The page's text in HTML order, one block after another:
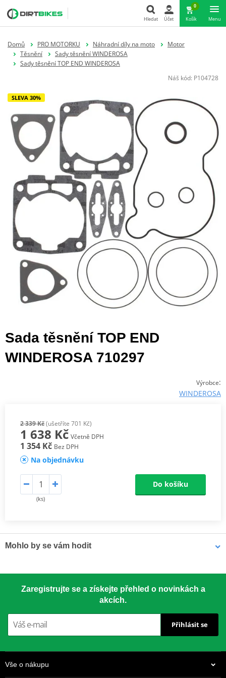
Hledat Účet
0
Košík Menu
Domů PRO MOTORKU Náhradní díly na moto
Motor
Těsnění
Sady těsnění WINDEROSA
Sady těsnění TOP END WINDEROSA
Náš kód: P104728
SLEVA 30%
Sada těsnění TOP END
WINDEROSA 710297
Výrobce:
WINDEROSA
2 339 Kč(ušetříte 701 Kč)
1 638 Kč Včetně DPH
1 354 Kč Bez DPH
Na objednávku
(ks)
Do košíku
Mohlo by se vám hodit
Zaregistrujte se a získejte přehled o novinkách a
akcích.
Přihlásit se
Vše o nákupu